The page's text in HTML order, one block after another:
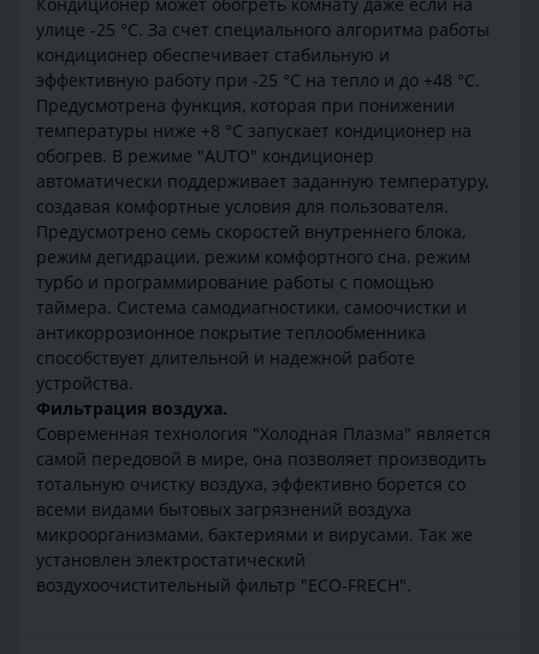
улице -25 °С. За счет специального алгоритма работы
кондиционер обеспечивает стабильную и
эффективную работу при -25 °С на тепло и до +48 °С.
Предусмотрена функция, которая при понижении
температуры ниже +8 °С запускает кондиционер на
обогрев. В режиме "AUTO" кондиционер
автоматически поддерживает заданную температуру,
создавая комфортные условия для пользователя.
Предусмотрено семь скоростей внутреннего блока,
режим дегидрации, режим комфортного сна, режим
турбо и программирование работы с помощью
таймера. Система самодиагностики, самоочистки и
антикоррозионное покрытие теплообменника
способствует длительной и надежной работе
устройства.
Фильтрация воздуха.
Современная технология "Холодная Плазма" является
самой передовой в мире, она позволяет производить
тотальную очистку воздуха, эффективно борется со
всеми видами бытовых загрязнений воздуха
микроорганизмами, бактериями и вирусами. Так же
установлен электростатический
воздухоочистительный фильтр "ECO-FRECH".